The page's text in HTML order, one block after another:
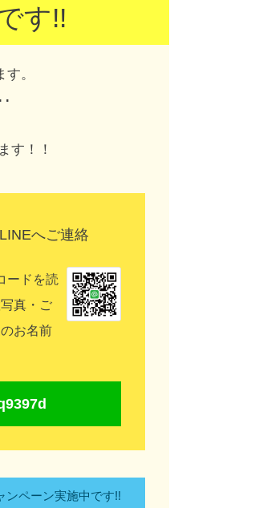
す!!
。
す！！
へご連絡
ードを読
真・ご
お名前
ンペーン実施中です!!